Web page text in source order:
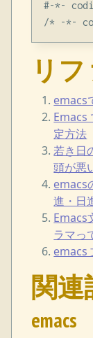
#-*-
リ
emacs
Emacs
定方法
若き日
頭が悪
emacs
進・日
Emacs
ラマっ
emacs
関連
emacs